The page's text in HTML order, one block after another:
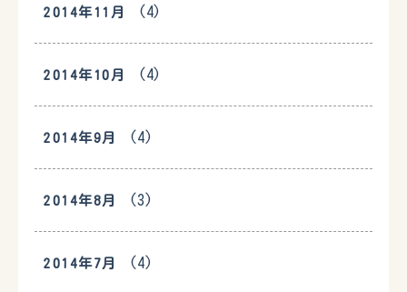
2014年11月 (4)
2014年10月 (4)
2014年9月 (4)
2014年8月 (3)
2014年7月 (4)